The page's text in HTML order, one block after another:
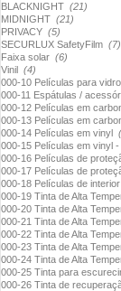
BLACKNIGHT (21)
MIDNIGHT (21)
PRIVACY (5)
SECURLUX SafetyFilm (7)
Faixa solar (6)
Vinil (4)
000-10 Películas para
000-11 Espátulas /
000-12 Películas em
000-13 Películas em
000-14 Películas em vinyl
000-15 Películas em vinyl
000-16 Películas de
000-17 Películas de
000-18 Películas de interior
000-19 Tinta de Alta
000-20 Tinta de Alta
000-21 Tinta de Alta
000-22 Tinta de Alta
000-23 Tinta de Alta
000-24 Tinta de Alta
000-25 Tinta para
000-26 Tinta de